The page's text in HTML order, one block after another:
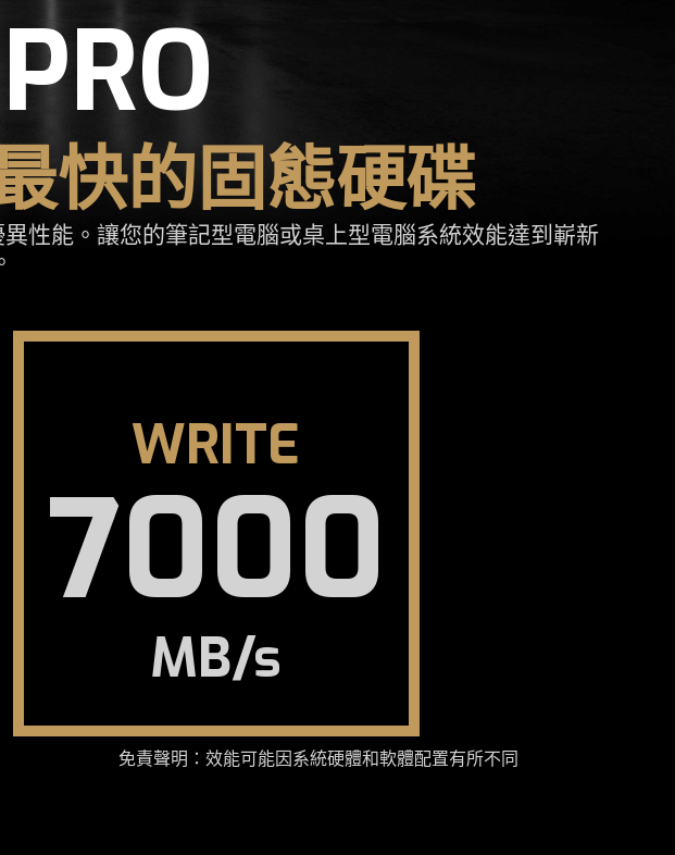
快的固態硬碟
性能。讓您的筆記型電腦或桌上型電腦系統效能達到嶄新
WRITE
7000
MB/s
免責聲明：效能可能因系統硬體和軟體配置有所不同